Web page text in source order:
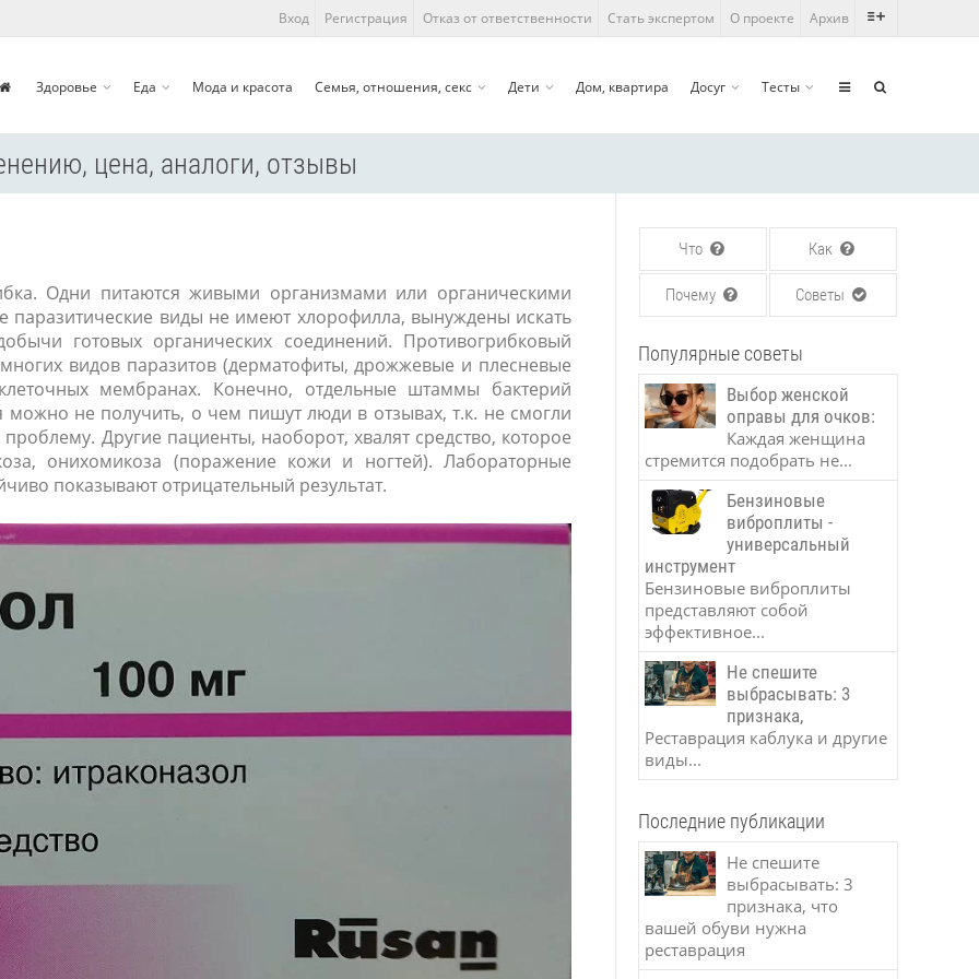
Вход Регистрация Отказ от ответственности Стать экспертом О проекте Архив
Здоровье Еда Мода и красота Семья, отношения, секс Дети Дом, квартира Досуг Тесты
цена, аналоги, отзывы
Одни питаются живыми организмами или органическими
паразитические виды не имеют хлорофилла, вынуждены искать
готовых органических соединений. Противогрибковый
видов паразитов (дерматофиты, дрожжевые и плесневые
мембранах. Конечно, отдельные штаммы бактерий
можно не получить, о чем пишут люди в отзывах, т.к. не смогли
Другие пациенты, наоборот, хвалят средство, которое
онихомикоза (поражение кожи и ногтей). Лабораторные
показывают отрицательный результат.
Что Как
Почему Советы
Популярные советы
Выбор женской
оправы для очков:
Каждая женщина
стремится подобрать не...
Бензиновые
виброплиты -
универсальный
инструмент
Бензиновые виброплиты
представляют собой
эффективное...
Не спешите
выбрасывать: 3
признака,
Реставрация каблука и другие
виды...
Последние публикации
Не спешите
выбрасывать: 3
признака, что
вашей обуви нужна
реставрация